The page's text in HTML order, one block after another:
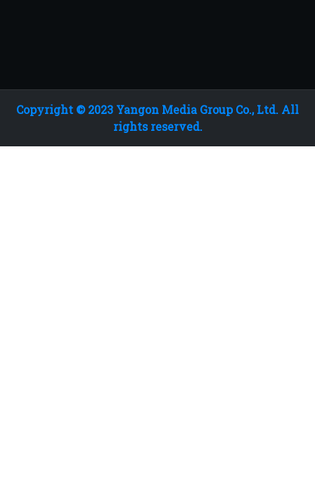
Copyright © 2023 Yangon Media Group Co., Ltd. All
rights reserved.